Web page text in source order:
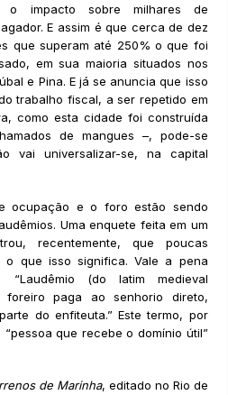
o impacto sobre milhares de
E assim é que cerca de dez
que superam até 250% o que foi
em sua maioria situados nos
e Pina. E já se anuncia que isso
trabalho fiscal, a ser repetido em
como esta cidade foi construída
de mangues –, pode-se
vai universalizar-se, na capital
ocupação e o foro estão sendo
Uma enquete feita em um
recentemente, que poucas
o que isso significa. Vale a pena
“Laudêmio (do latim medieval
foreiro paga ao senhorio direto,
do enfiteuta.” Este termo, por
que recebe o domínio útil”
de Marinha, editado no Rio de